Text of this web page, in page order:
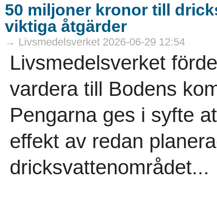
50 miljoner kronor till
viktiga åtgärder
→ Livsmedelsverket 2026-06-29 12:54
Livsmedelsverket
vardera till Bodens
Pengarna ges i syfte
effekt av redan
dricksvattenområdet...